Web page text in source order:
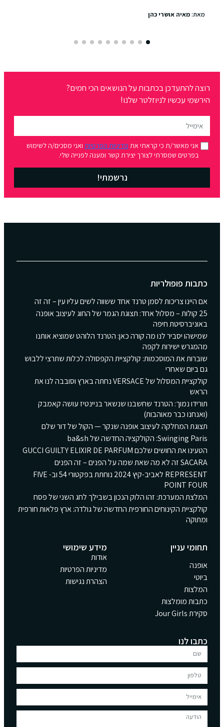
מאת:מאיה אושרי כהן
רוצה להתעדכן בכתבות על הנושאים הכי חמים?
הירשמי עכשיו לניוזלטר שלנו!
אני מאשר/ת כי קראתי את מדיניות הפרטיות ואני מסכים/ה לשימוש
בפרטים שמסרתי לצורך יצירת קשר ומענה לפנייה שלי.
נרשמתי!
כתבות פופולריות
אם היינו צריכות לסמן טרנד אחד ששווה לשים עליו עין – זה זה
25 קולות – מסלול אחד: תצוגת הגמר של החוג לעיצוב אופנה
באוניברסיטת חיפה
שמישהו יסביר לנו מה קורה כאן: הטרנד הלוהט שמוציא אותנו
מהמגרש ישירות לקפה
שוברות את המוסכמות: קולקציית הקפסולה לכלות שתרצי ללבוש
גם ביום שאחרי
קולקציית המסלול של VERSACE נחתה בארץ וסובבה לנו את
הראש
תורידו נמוך: הטרנד שחשבנו שנשאר בניינטיז עושה קאמבק
(ואנחנו כבר מאוהבות)
תצוגת המחלקה לעיצוב אופנה שנקר — הקול של דור שלם
Swinging Paris: הקולקציה החדשה של ba&sh
הטעינו את החושים שלכם GUCCI GUILTY ELIXIR DE PARFUM
SACARA זה לא מה שאת שמה על הפנים – זה הפנים
REPRESENT לאביב-קיץ 2024 נוחתת בפקטורי 54 וב- FIVE
POINT FOUR
המלצת המערכת: זהו הלוק הנכון בשבילך לחג השני של פסח
קולקציית הקינוחים החורפית החדשה של גולדה: ארץ פלאות חורפית
ומתוקה
תחומי עניין
אופנה
ביוטי
המלצות
כתבות מומלצות
סקירת Jour Girls
מידע שימושי
אודות
מדיניות הפרטיות
הצהרת נגישות
כתבו לנו